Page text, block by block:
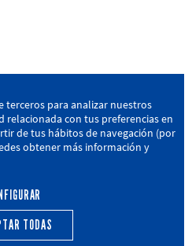
Amorebieta, Bizkaia
ACTUALIDAD
terceros para analizar nuestros
con tus preferencias en
de tus hábitos de navegación (por
obtener más información y
TODAS